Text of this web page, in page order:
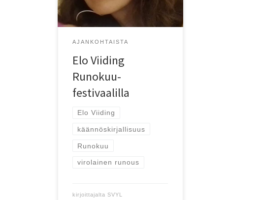
AJANKOHTAISTA
Elo Viiding
Runokuu-
festivaalilla
Elo Viiding
käännöskirjallisuus
Runokuu
virolainen runous
kirjoittajaltaSVYL